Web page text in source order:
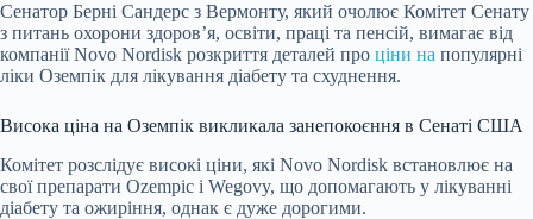
Сенатор Берні Сандерс з Вермонту, який очолює Комітет Сенату
з питань охорони здоров’я, освіти, праці та пенсій, вимагає від
компанії Novo Nordisk розкриття деталей про ціни на популярні
ліки Оземпік для лікування діабету та схуднення.
Висока ціна на Оземпік викликала занепокоєння в Сенаті США
Комітет розслідує високі ціни, які Novo Nordisk встановлює на
свої препарати Ozempic і Wegovy, що допомагають у лікуванні
діабету та ожиріння, однак є дуже дорогими.